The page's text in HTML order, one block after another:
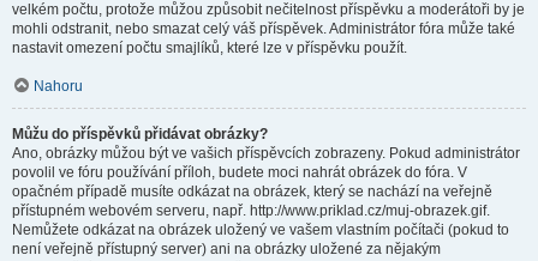
velkém počtu, protože můžou způsobit nečitelnost příspěvku a moderátoři by je
mohli odstranit, nebo smazat celý váš příspěvek. Administrátor fóra může také
nastavit omezení počtu smajlíků, které lze v příspěvku použít.
Nahoru
Můžu do příspěvků přidávat obrázky?
Ano, obrázky můžou být ve vašich příspěvcích zobrazeny. Pokud administrátor
povolil ve fóru používání příloh, budete moci nahrát obrázek do fóra. V
opačném případě musíte odkázat na obrázek, který se nachází na veřejně
přístupném webovém serveru, např. http://www.priklad.cz/muj-obrazek.gif.
Nemůžete odkázat na obrázek uložený ve vašem vlastním počítači (pokud to
není veřejně přístupný server) ani na obrázky uložené za nějakým